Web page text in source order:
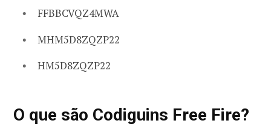
FFBBCVQZ4MWA
MHM5D8ZQZP22
HM5D8ZQZP22
O que são Codiguins Free Fire?